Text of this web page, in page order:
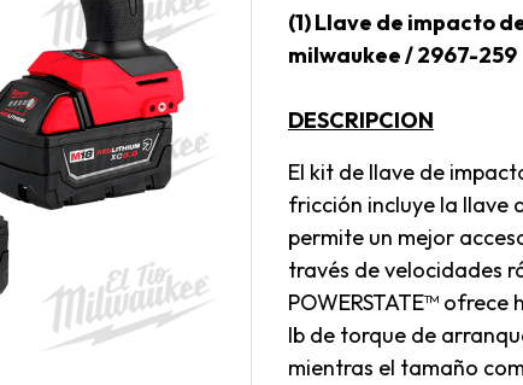
(1) Llave de impacto
milwaukee / 2967-259
DESCRIPCION
El kit de llave de
fricción incluye la llave
permite un mejor
través de velocidades
POWERSTATE™
lb de torque de
mientras el tamaño